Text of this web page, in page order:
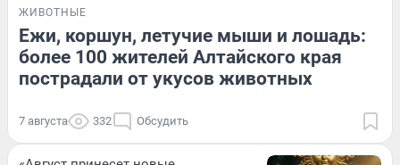
ЖИВОТНЫЕ
Ежи, коршун, летучие мыши и лошадь:
более 100 жителей Алтайского края
пострадали от укусов животных
7 августа 332 Обсудить